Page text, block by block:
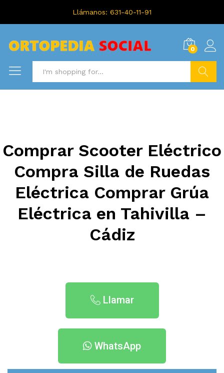
Llámanos: 631-40-11-91
0
Comprar Scooter Eléctrico
Compra Silla de Ruedas
Eléctrica Comprar Grúa
Eléctrica en Tahivilla –
Cádiz
Llamar
WhatsApp